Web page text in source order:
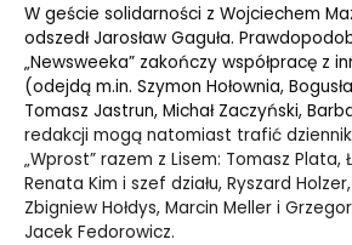
W geście solidarności z Wojciechem
odszedł Jarosław Gaguła.
„Newsweeka” zakończy współpracę z
(odejdą m.in. Szymon Hołownia,
Tomasz Jastrun, Michał Zaczyński,
redakcji mogą natomiast trafić
„Wprost” razem z Lisem: Tomasz Plata,
Renata Kim i szef działu, Ryszard
Zbigniew Hołdys, Marcin Meller i
Jacek Fedorowicz.